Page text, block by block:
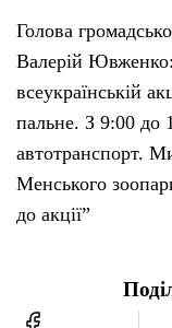
Голова
Валерій
всеукраїнській
пальне. З 9:00 до
автотранспорт.
Менського
до акції”